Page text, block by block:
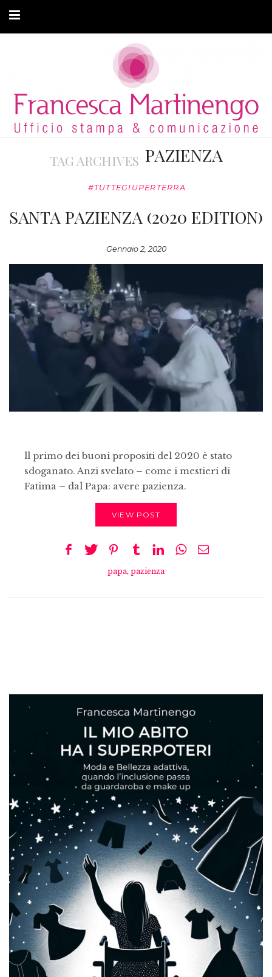
ARTICOLI
MODA ADATTIVA
CONTATTITAG ARCHIVES PAZIENZA
#TUTTEGIUPERTERRA
SANTA PAZIENZA (2020 EDITION)
Gennaio 2, 2020
ll primo dei buoni propositi del 2020 è stato
sdoganato. Anzi svelato – come i mestieri di
Fatima – dal Papa: avere pazienza.
VIEW POST
papa, pazienza